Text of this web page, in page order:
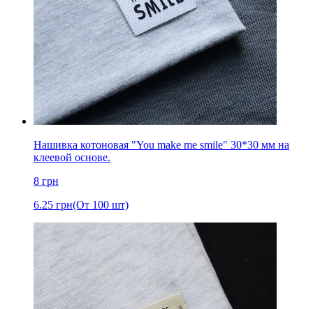
Нашивка котоновая "You make me smile" 30*30 мм на
клеевой основе.
8 грн
6.25 грн(От 100 шт)